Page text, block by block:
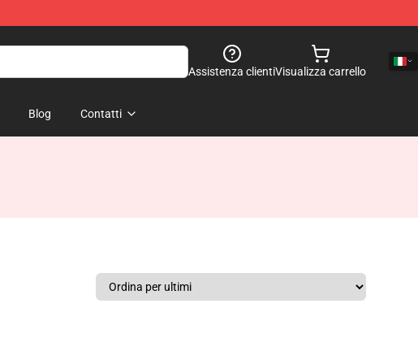
Assistenza clientiVisualizza carrello
Blog Contatti